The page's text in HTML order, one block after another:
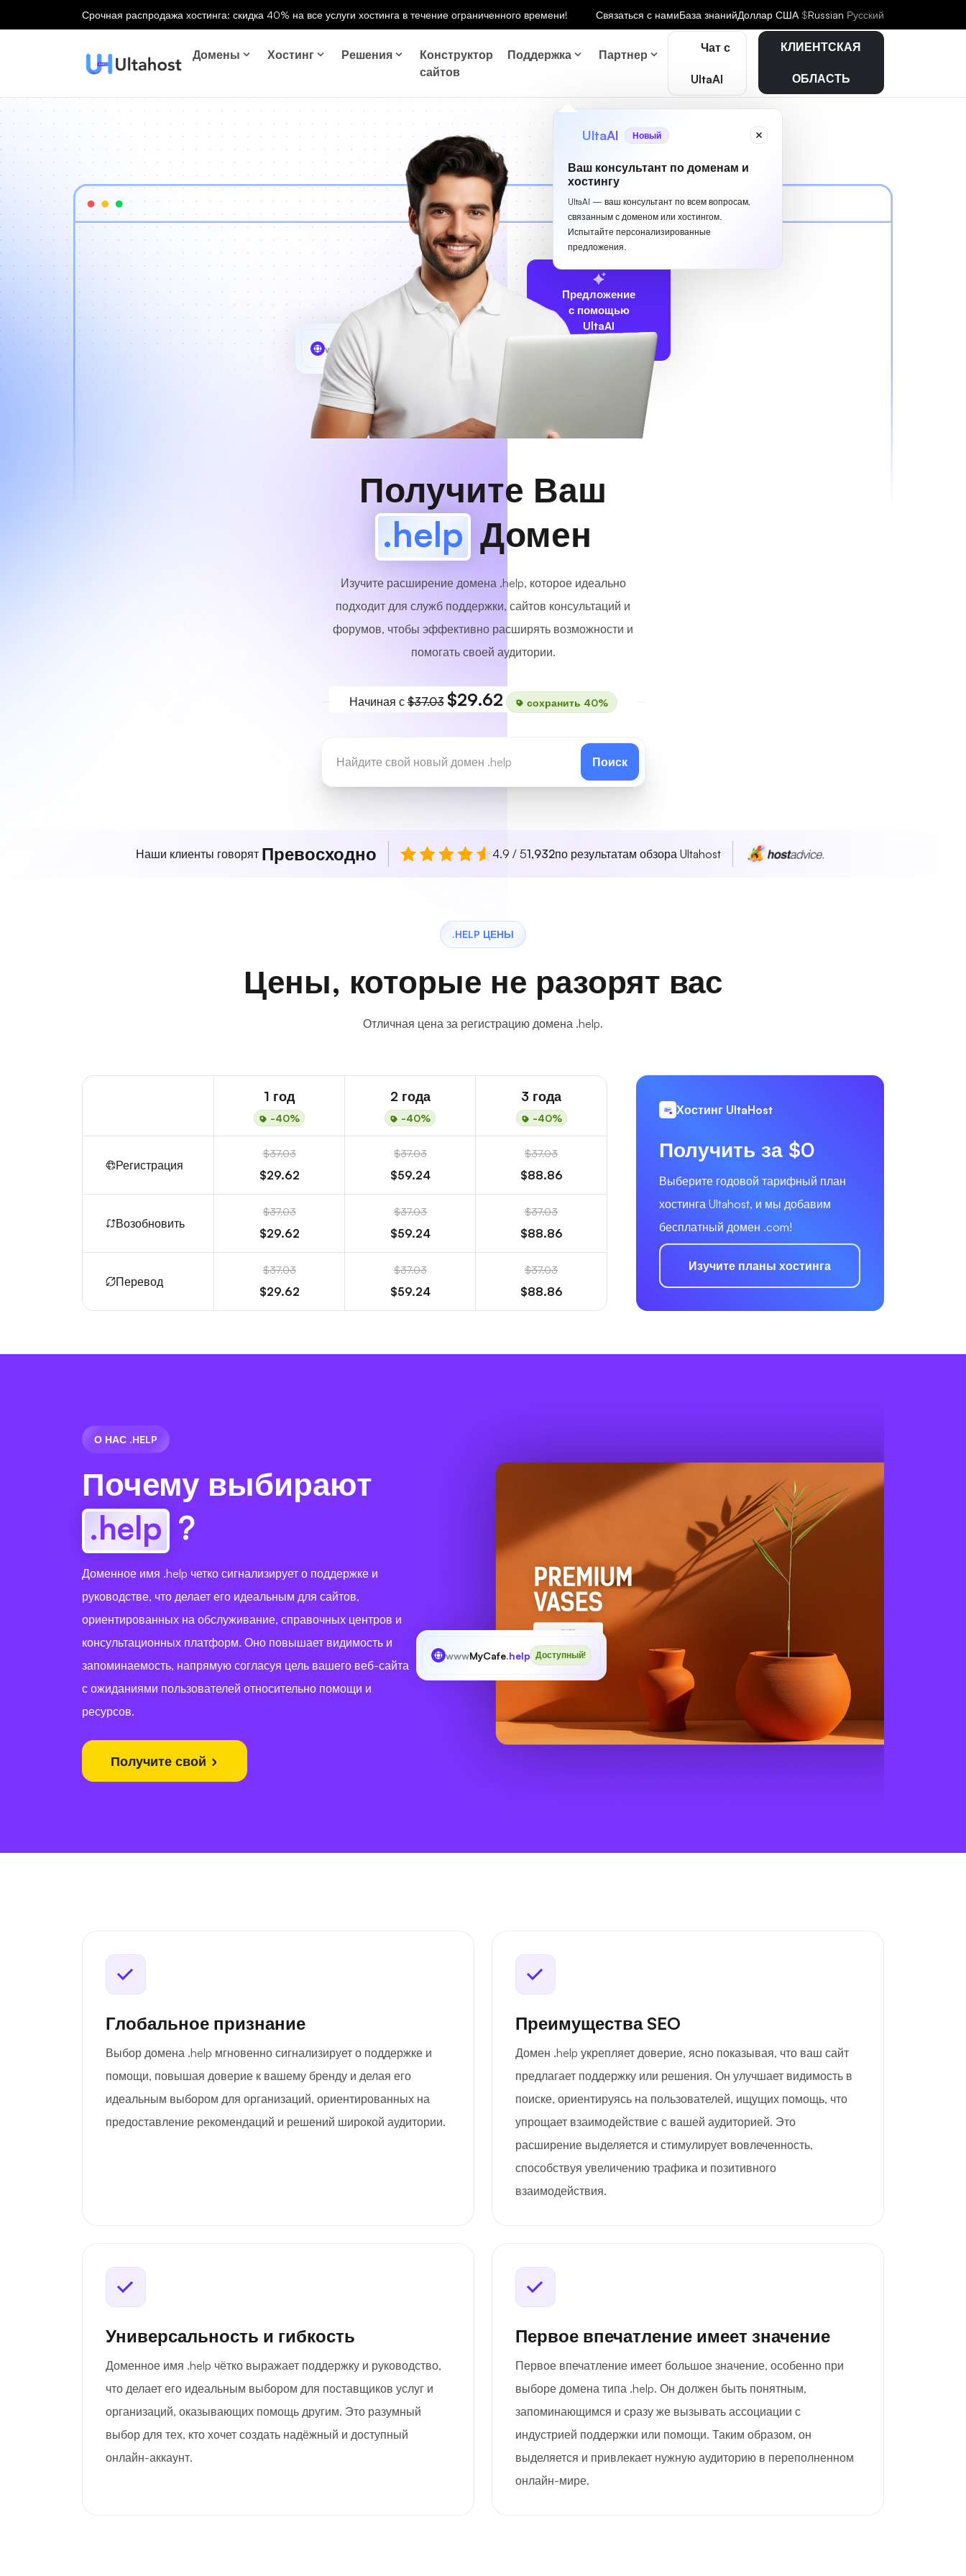
Срочная распродажа хостинга: скидка 40% на все услуги хостинга в течение ограниченного времени! Связаться с намиБаза знанийДоллар США $Russian Русский
Домены Хостинг Решения
Конструктор
сайтов
Поддержка Партнер Чат с
UltaAI
UltaAI Новый
Ваш консультант по доменам и
хостингу
UltaAI — ваш консультант по всем вопросам,
связанным с доменом или хостингом.
Испытайте персонализированные
предложения.
КЛИЕНТСКАЯ
ОБЛАСТЬ
Предложение
с помощью
UltaAI
www MyCafe
Получите Ваш
.help Домен
Изучите расширение домена .help, которое идеально
подходит для служб поддержки, сайтов консультаций и
форумов, чтобы эффективно расширять возможности и
помогать своей аудитории.
Начиная с$37.03 $29.62 сохранить 40%
Поиск
Наши клиенты говорят Превосходно 4.9 / 51,932по результатам обзора Ultahost
.HELP ЦЕНЫ
Цены, которые не разорят вас
Отличная цена за регистрацию домена .help.
1 год
-40%
2 года
-40%
3 года
-40%
Регистрация
$37.03
$29.62
$37.03
$59.24
$37.03
$88.86
Возобновить
$37.03
$29.62
$37.03
$59.24
$37.03
$88.86
Перевод
$37.03
$29.62
$37.03
$59.24
$37.03
$88.86
Хостинг UltaHost
Получить за $0
Выберите годовой тарифный план
хостинга Ultahost, и мы добавим
бесплатный домен .com!
Изучите планы хостинга
О НАС .HELP
Почему выбирают
.help ?
Доменное имя .help четко сигнализирует о поддержке и
руководстве, что делает его идеальным для сайтов,
ориентированных на обслуживание, справочных центров и
консультационных платформ. Оно повышает видимость и
запоминаемость, напрямую согласуя цель вашего веб-сайта
с ожиданиями пользователей относительно помощи и
ресурсов.
Получите свой
wwwMyCafe.help Доступный!
Глобальное признание
Выбор домена .help мгновенно сигнализирует о поддержке и
помощи, повышая доверие к вашему бренду и делая его
идеальным выбором для организаций, ориентированных на
предоставление рекомендаций и решений широкой аудитории.
Преимущества SEO
Домен .help укрепляет доверие, ясно показывая, что ваш сайт
предлагает поддержку или решения. Он улучшает видимость в
поиске, ориентируясь на пользователей, ищущих помощь, что
упрощает взаимодействие с вашей аудиторией. Это
расширение выделяется и стимулирует вовлеченность,
способствуя увеличению трафика и позитивного
взаимодействия.
Универсальность и гибкость
Доменное имя .help чётко выражает поддержку и руководство,
что делает его идеальным выбором для поставщиков услуг и
организаций, оказывающих помощь другим. Это разумный
выбор для тех, кто хочет создать надёжный и доступный
онлайн-аккаунт.
Первое впечатление имеет значение
Первое впечатление имеет большое значение, особенно при
выборе домена типа .help. Он должен быть понятным,
запоминающимся и сразу же вызывать ассоциации с
индустрией поддержки или помощи. Таким образом, он
выделяется и привлекает нужную аудиторию в переполненном
онлайн-мире.